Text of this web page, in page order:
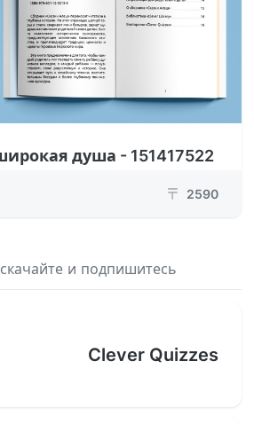
душа - 151417522
₸ 2590
скачайте и подпишитесь
Clever Quizzes